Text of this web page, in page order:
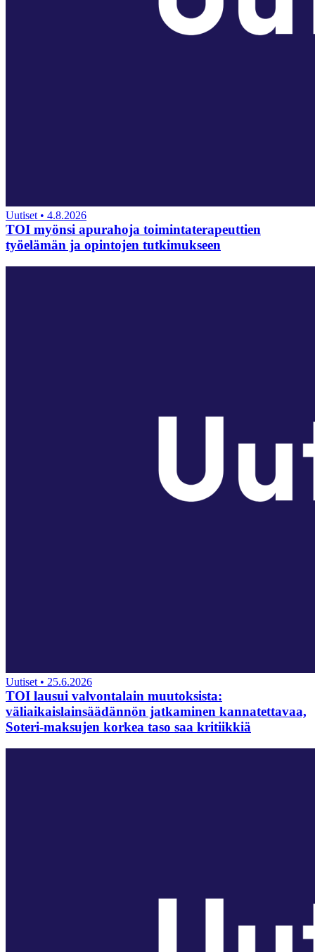
Uutiset • 4.8.2026
TOI myönsi apurahoja toimintaterapeuttien
työelämän ja opintojen tutkimukseen
Uutiset • 25.6.2026
TOI lausui valvontalain muutoksista:
väliaikaislainsäädännön jatkaminen kannatettavaa,
Soteri-maksujen korkea taso saa kritiikkiä